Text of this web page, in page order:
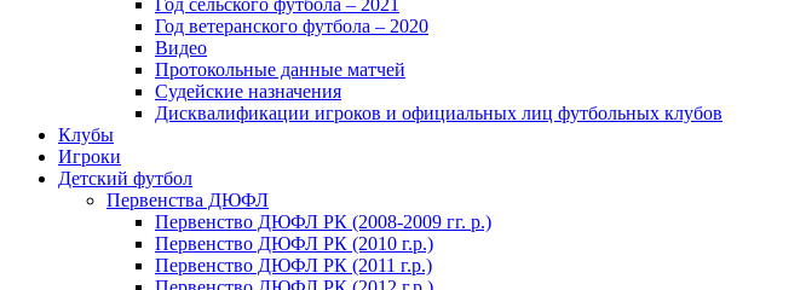
Год сельского футбола – 2021
Год ветеранского футбола – 2020
Видео
Протокольные данные матчей
Судейские назначения
Дисквалификации игроков и официальных лиц футбольных клубов
Клубы
Игроки
Детский футбол
Первенства ДЮФЛ
Первенство ДЮФЛ РК (2008-2009 гг. р.)
Первенство ДЮФЛ РК (2010 г.р.)
Первенство ДЮФЛ РК (2011 г.р.)